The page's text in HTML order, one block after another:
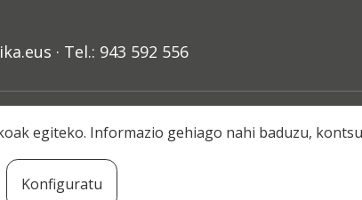
· Tel.: 943 592 556
Klusterra
egiteko. Informazio gehiago nahi baduzu,
Konfiguratu